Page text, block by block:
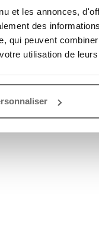
et les annonces,
des
qui peuvent
utilisation de